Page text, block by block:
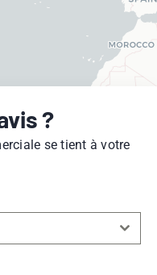
?
se tient à votre